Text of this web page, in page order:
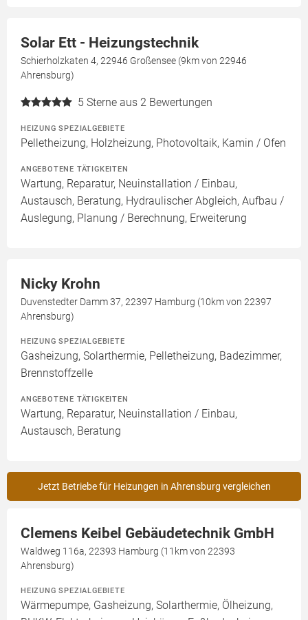
Solar Ett - Heizungstechnik
Schierholzkaten 4, 22946 Großensee (9km von 22946
Ahrensburg)
5 Sterne aus 2 Bewertungen
HEIZUNG SPEZIALGEBIETE
Pelletheizung, Holzheizung, Photovoltaik, Kamin / Ofen
ANGEBOTENE TÄTIGKEITEN
Wartung, Reparatur, Neuinstallation / Einbau,
Austausch, Beratung, Hydraulischer Abgleich, Aufbau /
Auslegung, Planung / Berechnung, Erweiterung
Nicky Krohn
Duvenstedter Damm 37, 22397 Hamburg (10km von 22397
Ahrensburg)
HEIZUNG SPEZIALGEBIETE
Gasheizung, Solarthermie, Pelletheizung, Badezimmer,
Brennstoffzelle
ANGEBOTENE TÄTIGKEITEN
Wartung, Reparatur, Neuinstallation / Einbau,
Austausch, Beratung
Jetzt Betriebe für Heizungen in Ahrensburg vergleichen
Clemens Keibel Gebäudetechnik GmbH
Waldweg 116a, 22393 Hamburg (11km von 22393
Ahrensburg)
HEIZUNG SPEZIALGEBIETE
Wärmepumpe, Gasheizung, Solarthermie, Ölheizung,